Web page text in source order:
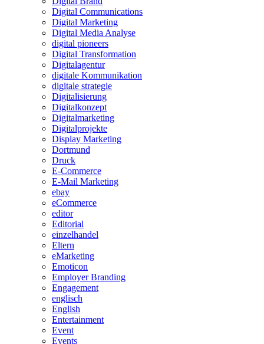
Digital Communications
Digital Marketing
Digital Media Analyse
digital pioneers
Digital Transformation
Digitalagentur
digitale Kommunikation
digitale strategie
Digitalisierung
Digitalkonzept
Digitalmarketing
Digitalprojekte
Display Marketing
Dortmund
Druck
E-Commerce
E-Mail Marketing
ebay
eCommerce
editor
Editorial
einzelhandel
Eltern
eMarketing
Emoticon
Employer Branding
Engagement
englisch
English
Entertainment
Event
Events